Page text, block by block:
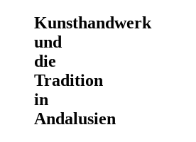
Kunsthandwerk
und
die
Tradition
in
Andalusien